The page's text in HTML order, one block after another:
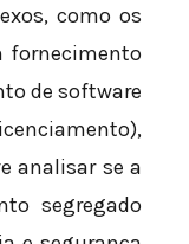
como os
fornecimento
de software
analisar se a
segregado